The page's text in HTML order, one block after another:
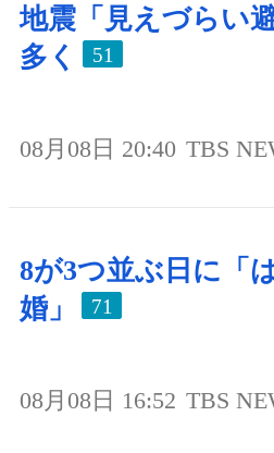
地震「見えづらい
多く
51
08月08日 20:40 TBS
8が3つ並ぶ日に「
婚」
71
08月08日 16:52 TBS